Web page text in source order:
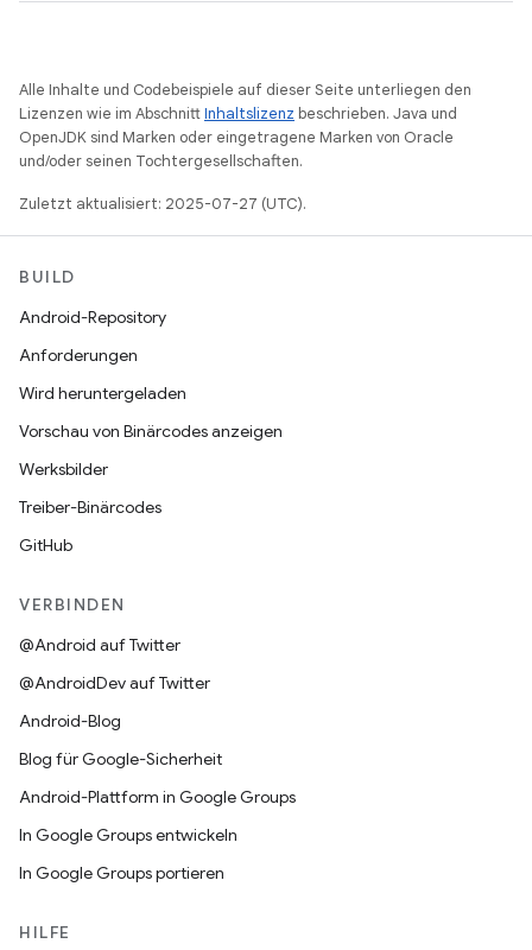
Alle Inhalte und Codebeispiele auf dieser Seite unterliegen den
Lizenzen wie im AbschnittInhaltslizenz beschrieben. Java und
OpenJDK sind Marken oder eingetragene Marken von Oracle
und/oder seinen Tochtergesellschaften.
Zuletzt aktualisiert: 2025-07-27 (UTC).
BUILD
Android-Repository
Anforderungen
Wird heruntergeladen
Vorschau von Binärcodes anzeigen
Werksbilder
Treiber-Binärcodes
GitHub
VERBINDEN
@Android auf Twitter
@AndroidDev auf Twitter
Android-Blog
Blog für Google-Sicherheit
Android-Plattform in Google Groups
In Google Groups entwickeln
In Google Groups portieren
HILFE